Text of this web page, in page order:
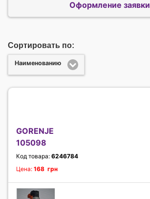
Оформление заявки
Сортировать по:
Наименованию
GORENJE
105098
Код товара: 6246784
Цена: 168 грн